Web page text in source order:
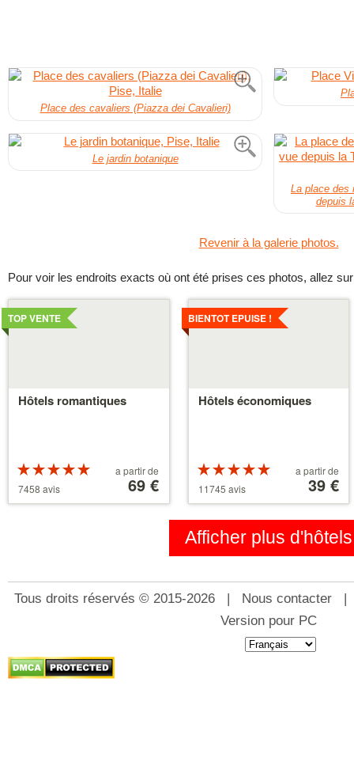
Place des cavaliers (Piazza dei Cavalieri)
Le jardin botanique
La place des
depuis
Revenir à la galerie photos.
Pour voir les endroits exacts où ont été prises ces photos, allez
Hôtels romantiques
TOP VENTE
Evaluation :
7458 avis partir
39 €
a partir de
69 €
Voir
les
details
Hôtels économiques
BIENTOT EPUISE !
Evaluation :
11745 avis partir
110 €
a partir de
39 €
Voir
les
details
Afficher plus d'hôtels
Tous droits réservés © 2015-2026 | Nous contacter
Version pour PC